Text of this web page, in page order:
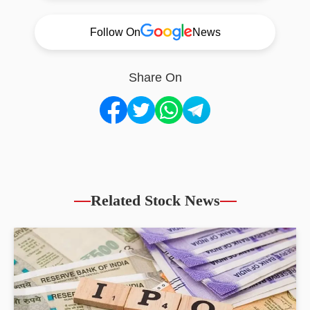
Follow On News
Share On
Related Stock News